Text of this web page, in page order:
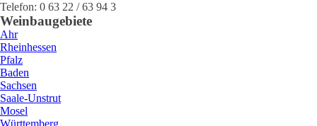
Telefon: 0 63 22 / 63 94 3
Weinbaugebiete
Ahr
Rheinhessen
Pfalz
Baden
Sachsen
Saale-Unstrut
Mosel